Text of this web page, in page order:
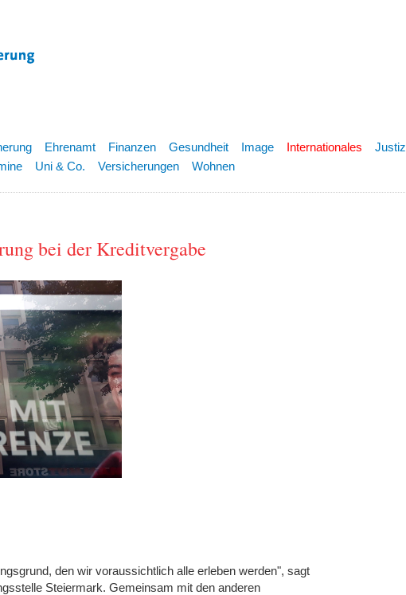
Ehrenamt Finanzen Gesundheit Image Internationales Justiz
Uni & Co. Versicherungen Wohnen
bei der Kreditvergabe
den wir voraussichtlich alle erleben werden", sagt
Steiermark. Gemeinsam mit den anderen